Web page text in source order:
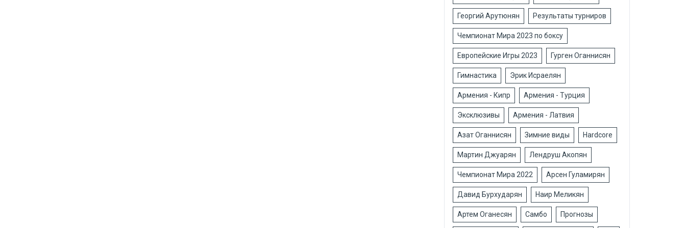
Георгий Арутюнян Результаты турниров
Чемпионат Мира 2023 по боксу
Европейские Игры 2023 Гурген Оганнисян
Гимнастика Эрик Исраелян
Армения - Кипр Армения - Турция
Эксклюзивы Армения - Латвия
Азат Оганнисян Зимние виды Hardcore
Мартин Джуарян Лендруш Акопян
Чемпионат Мира 2022 Арсен Гуламирян
Давид Бурхударян Наир Меликян
Артем Оганесян Самбо Прогнозы